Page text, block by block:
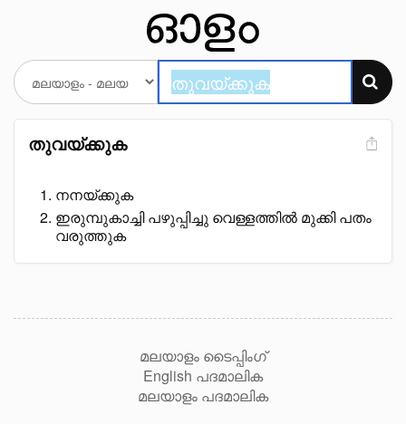
തുവയ്ക്കുക
നനയ്ക്കുക
ഇരുമ്പുകാച്ചി പഴുപ്പിച്ചു വെള്ളത്തിൽ മുക്കി പതം
വരുത്തുക
മലയാളം ടൈപ്പിംഗ്
English പദമാലിക
മലയാളം പദമാലിക